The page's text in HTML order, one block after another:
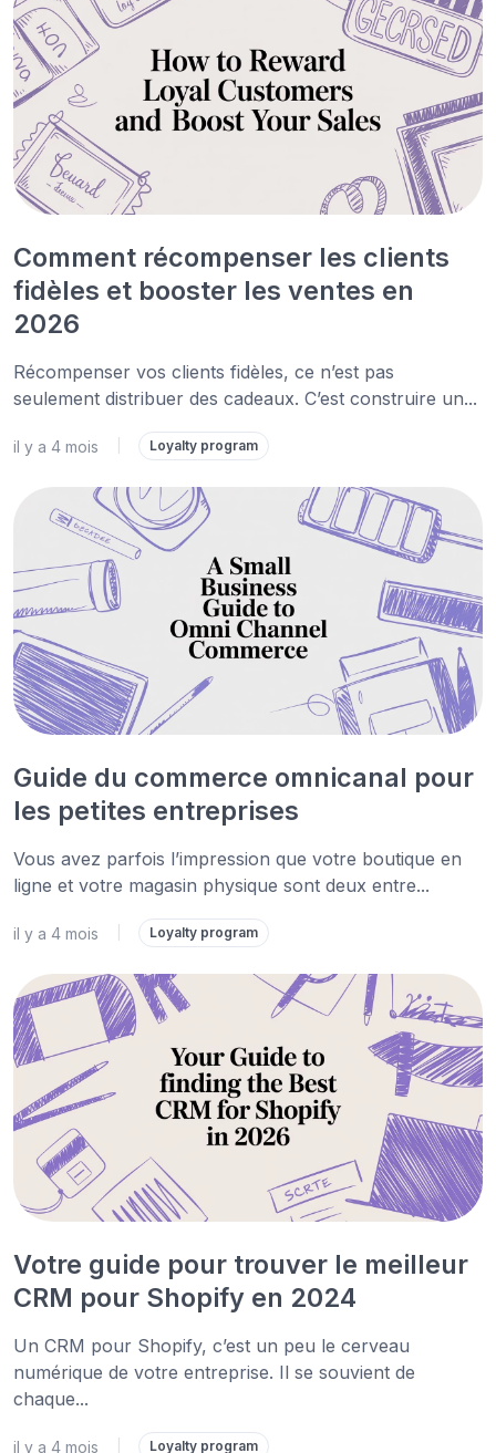
Comment récompenser les clients
fidèles et booster les ventes en
2026
Récompenser vos clients fidèles, ce n’est pas
seulement distribuer des cadeaux. C’est construire un...
il y a 4 mois Loyalty program
Guide du commerce omnicanal pour
les petites entreprises
Vous avez parfois l’impression que votre boutique en
ligne et votre magasin physique sont deux entre...
il y a 4 mois Loyalty program
Votre guide pour trouver le meilleur
CRM pour Shopify en 2024
Un CRM pour Shopify, c’est un peu le cerveau
numérique de votre entreprise. Il se souvient de
chaque...
il y a 4 mois Loyalty program